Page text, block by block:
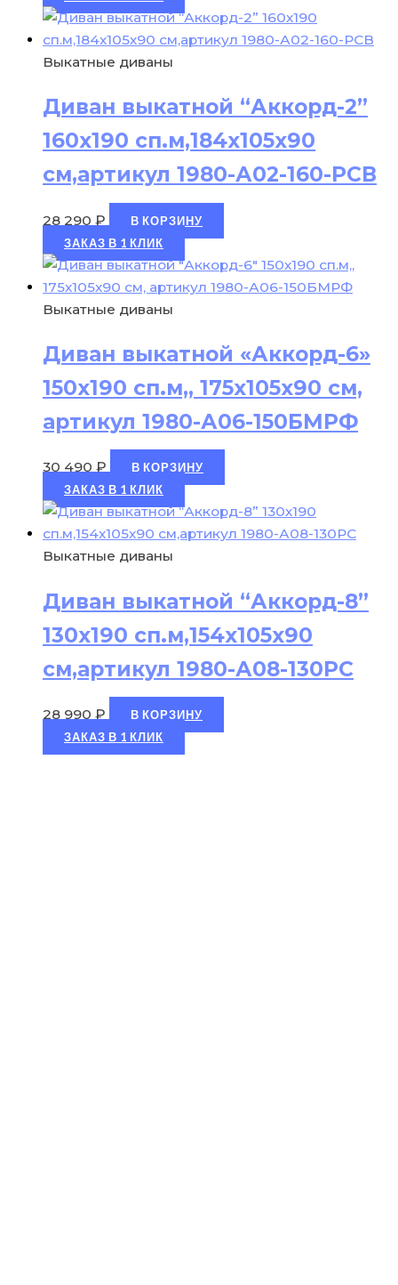
Выкатные диваны
Диван выкатной “Аккорд-2”
160х190 сп.м,184х105х90
см,артикул 1980-А02-160-РСВ
28 290 ₽
В КОРЗИНУ
ЗАКАЗ В 1 КЛИК
Выкатные диваны
Диван выкатной «Аккорд-6»
150х190 сп.м,, 175х105х90 см,
артикул 1980-А06-150БМРФ
30 490 ₽
В КОРЗИНУ
ЗАКАЗ В 1 КЛИК
Выкатные диваны
Диван выкатной “Аккорд-8”
130х190 сп.м,154х105х90
см,артикул 1980-А08-130РС
28 990 ₽
В КОРЗИНУ
ЗАКАЗ В 1 КЛИК